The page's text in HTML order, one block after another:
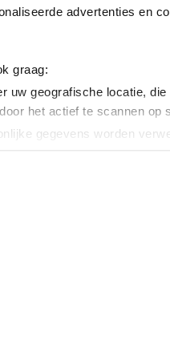
advertenties en
graag:
uw geografische locatie,
het actief te scannen op
gegevens worden
en advertenties te
op basis van uw